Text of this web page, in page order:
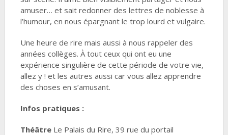
amuser… et sait redonner des lettres de noblesse à
l’humour, en nous épargnant le trop lourd et vulgaire.
Une heure de rire mais aussi à nous rappeler des
années collèges. À tout ceux qui ont eu une
expérience singulière de cette période de votre vie,
allez y ! et les autres aussi car vous allez apprendre
des choses en s’amusant.
Infos pratiques :
Théâtre Le Palais du Rire, 39 rue du portail